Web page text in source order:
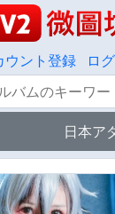
ウント登録
ロ
日本ア